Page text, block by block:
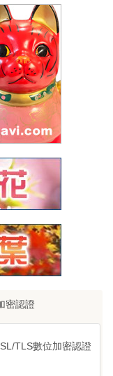
密認證
TLS數位加密認證